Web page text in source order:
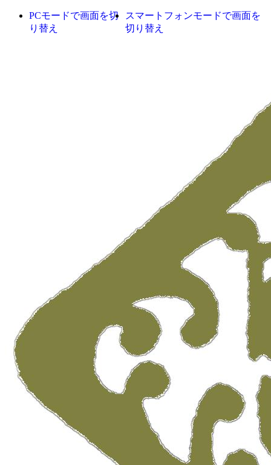
PCモードで画面を切
り替え
スマートフォンモードで画面を
切り替え